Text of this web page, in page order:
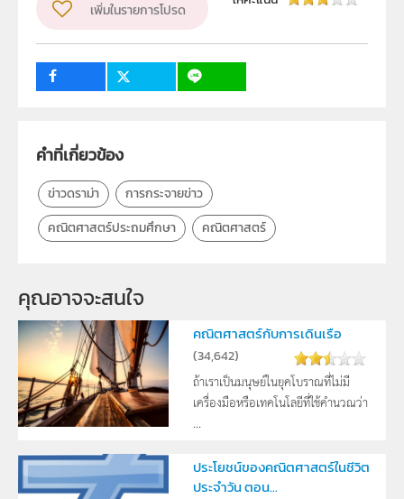
กลุ่มเป้าหมาย
เพิ่มในรายการโปรด
คำที่เกี่ยวข้อง
ข่าวดราม่า
การกระจายข่าว
คณิตศาสตร์ประถมศึกษา
คณิตศาสตร์
คุณอาจจะสนใจ
คณิตศาสตร์กับการเดินเรือ
(34,642)
ถ้าเราเป็นมนุษย์ในยุคโบราณที่ไม่มี
เครื่องมือหรือเทคโนโลยีที่ใช้คำนวณว่า
...
ประโยชน์ของคณิตศาสตร์ในชีวิต
ประจำวัน ตอน...